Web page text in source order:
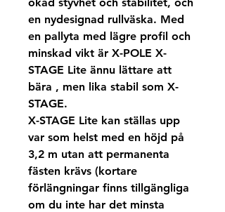
en nydesignad rullväska. Med
en pallyta med lägre profil och
minskad vikt är X-POLE X-
STAGE Lite ännu lättare att
bära , men lika stabil som X-
STAGE.
X-STAGE Lite kan ställas upp
var som helst med en höjd på
3,2 m utan att permanenta
fästen krävs (kortare
förlängningar finns tillgängliga
om du inte har det minsta